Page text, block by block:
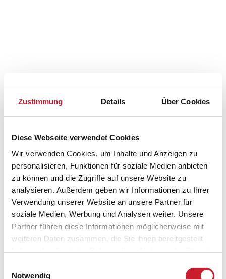
Zustimmung Details Über Cookies
Diese Webseite verwendet Cookies
Wir verwenden Cookies, um Inhalte und Anzeigen zu
personalisieren, Funktionen für soziale Medien anbieten
zu können und die Zugriffe auf unsere Website zu
analysieren. Außerdem geben wir Informationen zu Ihrer
Verwendung unserer Website an unsere Partner für
soziale Medien, Werbung und Analysen weiter. Unsere
Partner führen diese Informationen möglicherweise mit
weiteren Daten zusammen, die Sie ihnen bereitgestellt
haben oder die sie im Rahmen Ihrer Nutzung der Dienste
Notwendig
Belegungskalender
Reisedauer auswählen
Anzahl Reisende auswählen
Anreisetag im Belegungskalender anklicken
Sie bekommen Verfügbarkeit und Preis angezeigt
Reisedauer
Bitte beachten Sie, dass sich bei Änderungen des
Reisezeitraumes auch Änderungen bei der
Hausbeschreibung und/oder der Ausstattung ergeben
können.